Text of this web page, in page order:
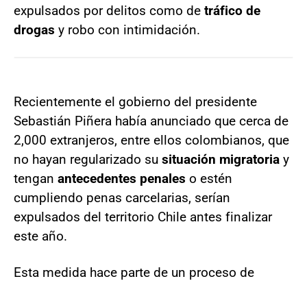
expulsados por delitos como de tráfico de
drogas y robo con intimidación.
Recientemente el gobierno del presidente
Sebastián Piñera había anunciado que cerca de
2,000 extranjeros, entre ellos colombianos, que
no hayan regularizado su situación migratoria y
tengan antecedentes penales o estén
cumpliendo penas carcelarias, serían
expulsados del territorio Chile antes finalizar
este año.
Esta medida hace parte de un proceso de